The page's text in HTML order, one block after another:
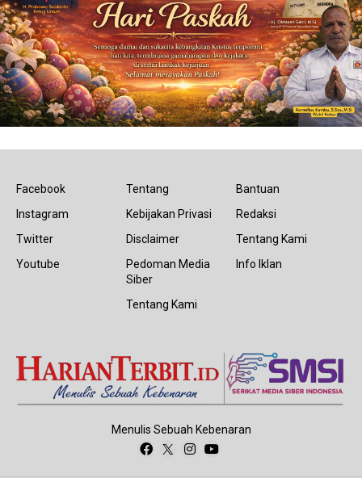
Facebook
Instagram
Twitter
Youtube
Tentang
Kebijakan Privasi
Disclaimer
Pedoman Media
Siber
Tentang Kami
Bantuan
Redaksi
Tentang Kami
Info Iklan
Menulis Sebuah Kebenaran